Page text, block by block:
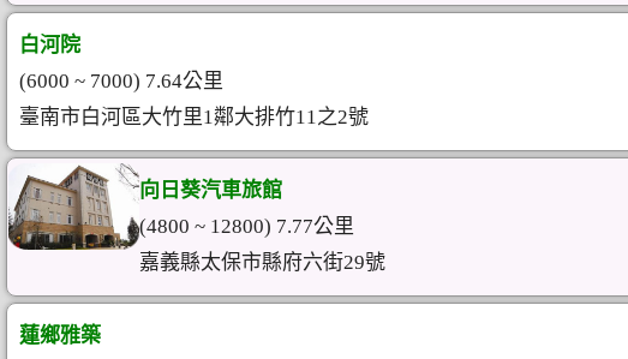
白河院
(6000 ~ 7000) 7.64公里
臺南市白河區大竹里1鄰大排竹11之2號
向日葵汽車旅館
(4800 ~ 12800) 7.77公里
嘉義縣太保市縣府六街29號
蓮鄉雅築